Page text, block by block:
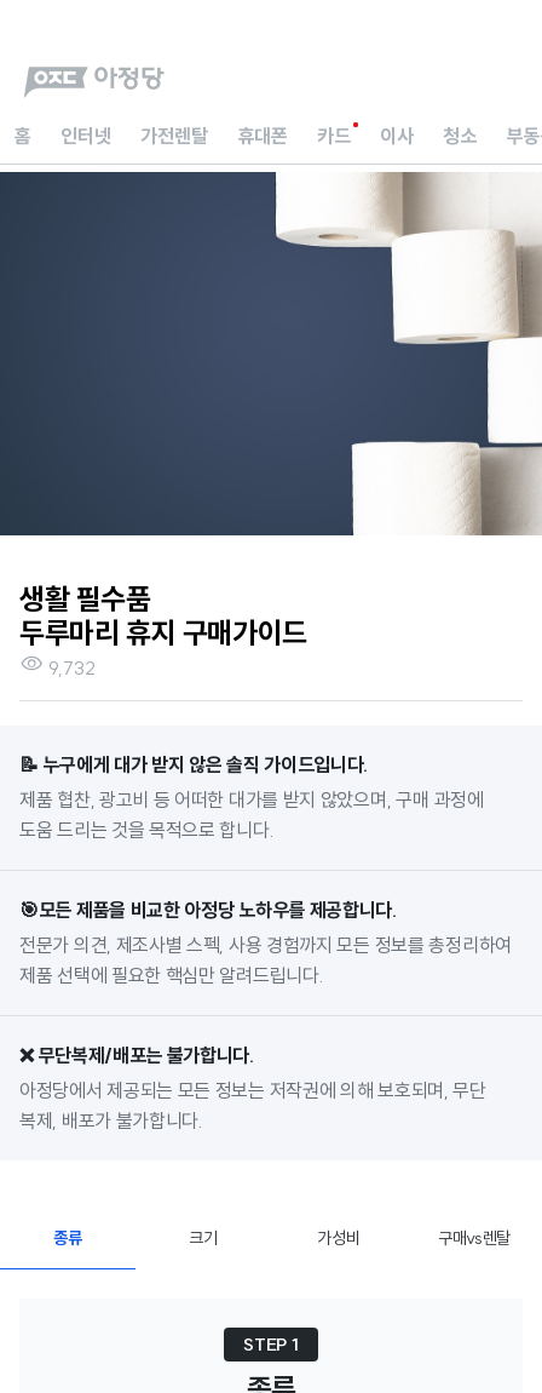
홈 인터넷 가전렌탈 휴대폰 카드 이사 청소 부
생활 필수품
두루마리 휴지 구매가이드
 9,732
📝 누구에게 대가 받지 않은 솔직 가이드입니다.
제품 협찬, 광고비 등 어떠한 대가를 받지 않았으며, 구매 과정에
도움 드리는 것을 목적으로 합니다.
🎯모든 제품을 비교한 아정당 노하우를 제공합니다.
전문가 의견, 제조사별 스펙, 사용 경험까지 모든 정보를 총정리하여
제품 선택에 필요한 핵심만 알려드립니다.
❌ 무단복제/배포는 불가합니다.
아정당에서 제공되는 모든 정보는 저작권에 의해 보호되며, 무단
복제, 배포가 불가합니다.
종류 크기 가성비 구매vs렌탈
STEP 1